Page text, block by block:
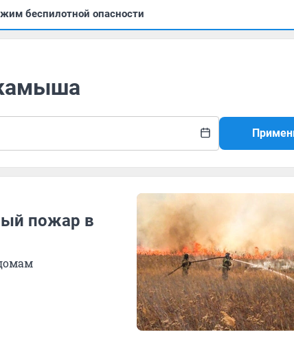
беспилотной опасности
пожар в